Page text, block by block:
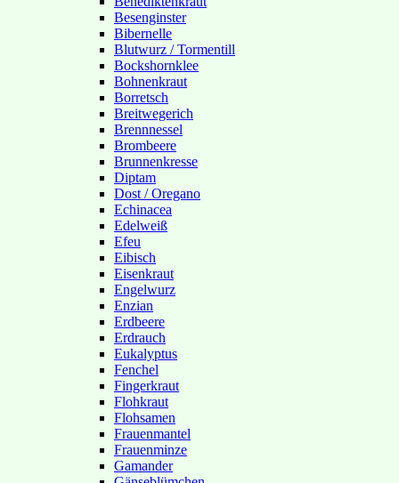
Besenginster
Bibernelle
Blutwurz / Tormentill
Bockshornklee
Bohnenkraut
Borretsch
Breitwegerich
Brennnessel
Brombeere
Brunnenkresse
Diptam
Dost / Oregano
Echinacea
Edelweiß
Efeu
Eibisch
Eisenkraut
Engelwurz
Enzian
Erdbeere
Erdrauch
Eukalyptus
Fenchel
Fingerkraut
Flohkraut
Flohsamen
Frauenmantel
Frauenminze
Gamander